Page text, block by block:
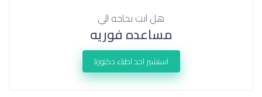
هل انت بحاجه الي
مساعده فوريه
استشير احد اطباء دكتورنا